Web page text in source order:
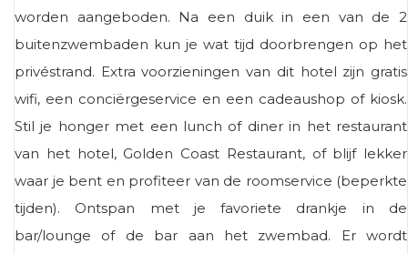
worden aangeboden. Na een duik in een van de 2
buitenzwembaden kun je wat tijd doorbrengen op het
privéstrand. Extra voorzieningen van dit hotel zijn gratis
wifi, een conciërgeservice en een cadeaushop of kiosk.
Stil je honger met een lunch of diner in het restaurant
van het hotel, Golden Coast Restaurant, of blijf lekker
waar je bent en profiteer van de roomservice (beperkte
tijden). Ontspan met je favoriete drankje in de
bar/lounge of de bar aan het zwembad. Er wordt